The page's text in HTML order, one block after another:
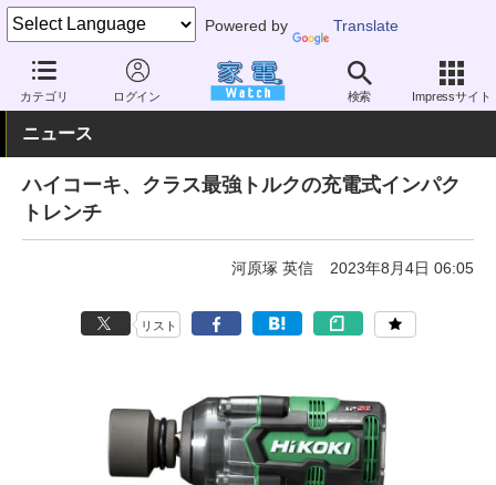
Powered by Translate
カテゴリ ログイン 検索 Impressサイト
家電 Watch その他・家電 アウトドア
ニュース
ハイコーキ、クラス最強トルクの充電式インパク
トレンチ
河原塚 英信 2023年8月4日 06:05
リスト